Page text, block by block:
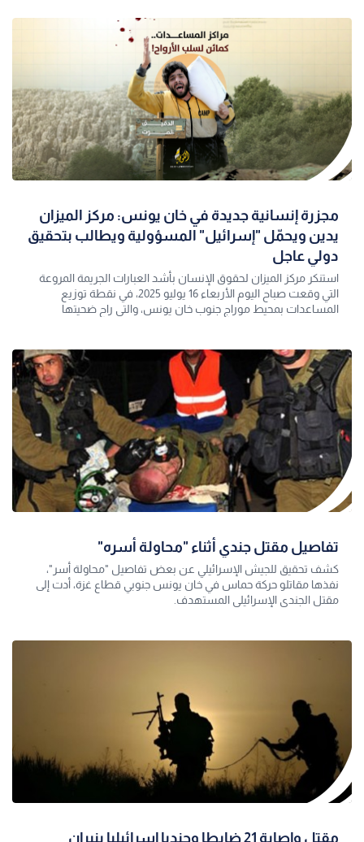
مجزرة إنسانية جديدة في خان يونس: مركز الميزان
يدين ويحمّل "إسرائيل" المسؤولية ويطالب بتحقيق
دولي عاجل
استنكر مركز الميزان لحقوق الإنسان بأشد العبارات الجريمة المروعة
التي وقعت صباح اليوم الأربعاء 16 يوليو 2025، في نقطة توزيع
المساعدات بمحيط موراج جنوب خان يونس، والتي راح ضحيتها
تفاصيل مقتل جندي أثناء "محاولة أسره"
كشف تحقيق للجيش الإسرائيلي عن بعض تفاصيل "محاولة أسر"،
نفذها مقاتلو حركة حماس في خان يونس جنوبي قطاع غزة، أدت إلى
مقتل الجندي الإسرائيلي المستهدف.
مقتل وإصابة 21 ضابطا وجنديا إسرائيليا بنيران